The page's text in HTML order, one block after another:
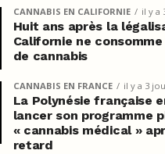
CANNABIS EN CALIFORNIE il y a
Huit ans après la
Californie ne
de cannabis
CANNABIS EN FRANCE il y a 3
La Polynésie française
lancer son programme
« cannabis médical »
retard